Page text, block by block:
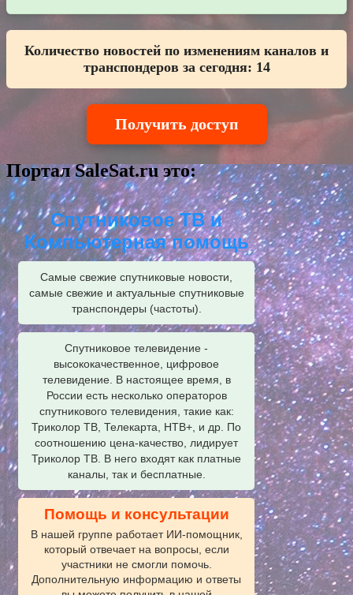
Количество новостей по изменениям каналов и
транспондеров за сегодня: 14
Получить доступ
Портал SaleSat.ru это:
Спутниковое ТВ и
Компьютерная помощь
Самые свежие спутниковые новости,
самые свежие и актуальные спутниковые
транспондеры (частоты).
Спутниковое телевидение -
высококачественное, цифровое
телевидение. В настоящее время, в
России есть несколько операторов
спутникового телевидения, такие как:
Триколор ТВ, Телекарта, НТВ+, и др. По
соотношению цена-качество, лидирует
Триколор ТВ. В него входят как платные
каналы, так и бесплатные.
Помощь и консультации
В нашей группе работает ИИ‑помощник,
который отвечает на вопросы, если
участники не смогли помочь.
Дополнительную информацию и ответы